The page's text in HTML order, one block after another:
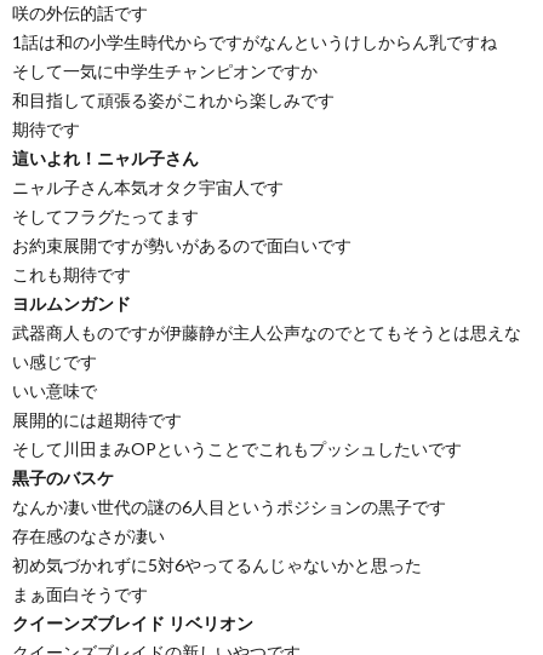
咲の外伝的話です
1話は和の小学生時代からですがなんというけしからん乳ですね
そして一気に中学生チャンピオンですか
和目指して頑張る姿がこれから楽しみです
期待です
這いよれ！ニャル子さん
ニャル子さん本気オタク宇宙人です
そしてフラグたってます
お約束展開ですが勢いがあるので面白いです
これも期待です
ヨルムンガンド
武器商人ものですが伊藤静が主人公声なのでとてもそうとは思えな
い感じです
いい意味で
展開的には超期待です
そして川田まみOPということでこれもプッシュしたいです
黒子のバスケ
なんか凄い世代の謎の6人目というポジションの黒子です
存在感のなさが凄い
初め気づかれずに5対6やってるんじゃないかと思った
まぁ面白そうです
クイーンズブレイド リベリオン